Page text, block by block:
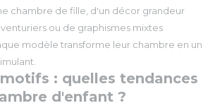
chambre de fille, d'un décor grandeur
ou de graphismes mixtes
modèle transforme leur chambre en un
: quelles tendances
d'enfant ?